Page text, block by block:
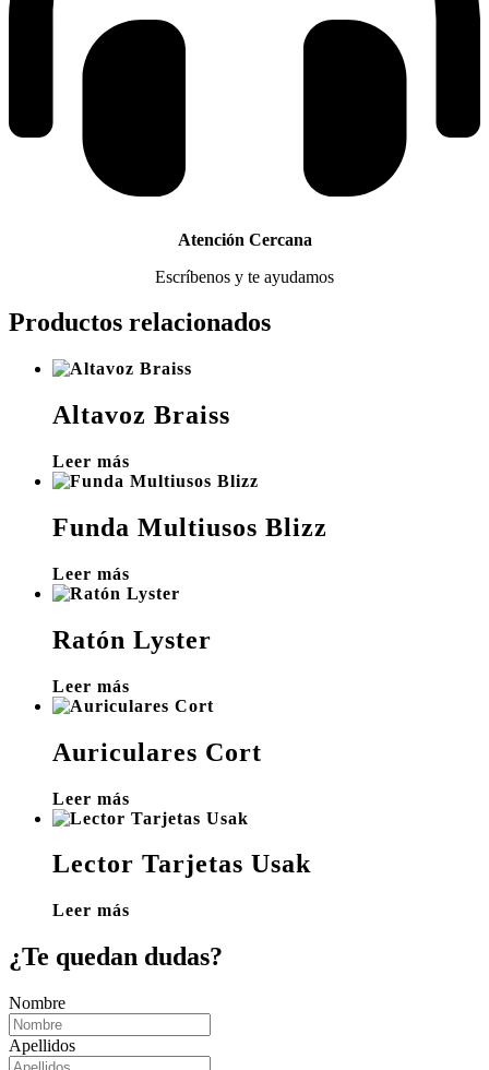
Atención Cercana
Escríbenos y te ayudamos
Productos relacionados
Altavoz Braiss
Leer más
Funda Multiusos Blizz
Leer más
Ratón Lyster
Leer más
Auriculares Cort
Leer más
Lector Tarjetas Usak
Leer más
¿Te quedan dudas?
Nombre
Apellidos